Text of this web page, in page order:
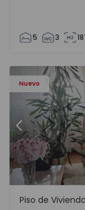
5 3
Nuevo
- 1575635 - 12
Piso de Vivienda
Anterior
Pedroso - Vila
Piso de Vivienda